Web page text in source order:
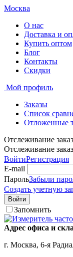
Москва
О нас
Доставка и
Купить оптом
Блог
Контакты
Скидки
Мой профиль
Заказы
Список
Отложенные
Отслеживание
Отслеживание
ВойтиРегистрация
E-mail
ПарольЗабыли
Создать учетную
Войти
Запомнить
Адрес офиса и
г. Москва, 6-я